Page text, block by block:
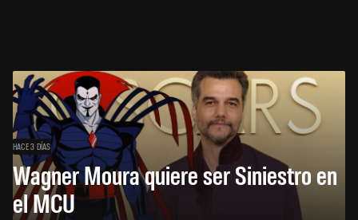
HACE 3 DÍAS
Wagner Moura quiere ser Siniestro en
el MCU